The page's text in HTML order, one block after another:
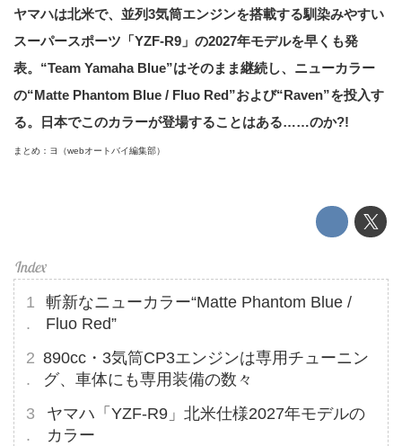
ヤマハは北米で、並列3気筒エンジンを搭載する馴染みやすい
スーパースポーツ「YZF-R9」の2027年モデルを早くも発
表。“Team Yamaha Blue”はそのまま継続し、ニューカラー
の“Matte Phantom Blue / Fluo Red”および“Raven”を投入す
る。日本でこのカラーが登場することはある……のか?!
まとめ：ヨ（webオートバイ編集部）
斬新なニューカラー“Matte Phantom Blue /
Fluo Red”
890cc・3気筒CP3エンジンは専用チューニン
グ、車体にも専用装備の数々
ヤマハ「YZF-R9」北米仕様2027年モデルの
カラー